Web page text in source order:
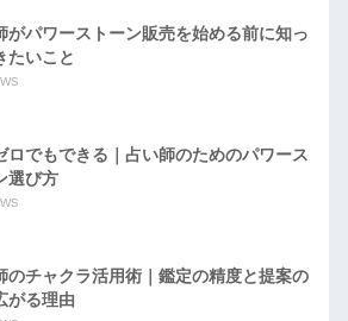
がパワーストーン販売を始める前に知っ
たいこと
ロでもできる｜占い師のためのパワース
選び方
のチャクラ活用術｜鑑定の精度と提案の
がる理由